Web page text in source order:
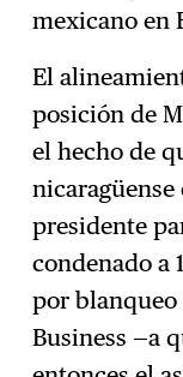
mexicano en
El
posición de
el hecho de
nicaragüense
presidente
condenado a
por blanqueo
Business —a